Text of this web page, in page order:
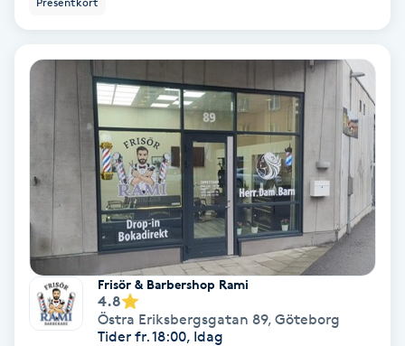
Bambumassage
Barber
BarnklippningFrisör & Barbershop Rami
4.8
Östra Eriksbergsgatan 89, Göteborg
Tider fr. 18:00, Idag